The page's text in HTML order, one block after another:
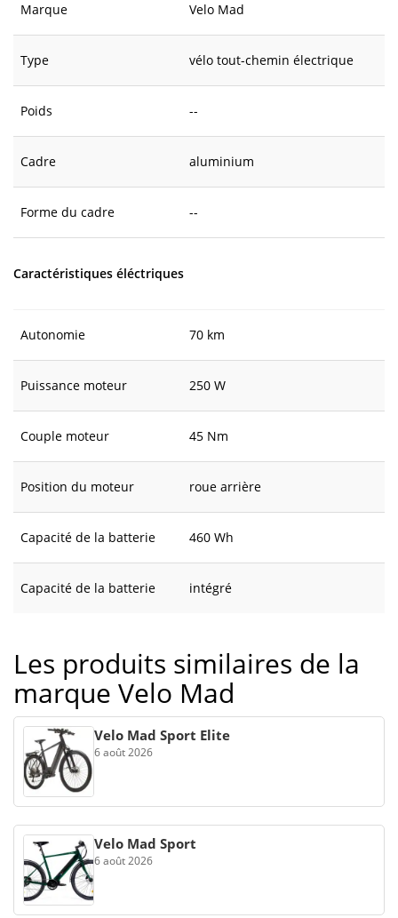
Marque Velo Mad
Type vélo tout-chemin électrique
Poids --
Cadre aluminium
Forme du cadre --
Caractéristiques éléctriques
Autonomie 70 km
Puissance moteur 250 W
Couple moteur 45 Nm
Position du moteur roue arrière
Capacité de la batterie 460 Wh
Capacité de la batterie intégré
Les produits similaires de la
marque Velo Mad
Velo Mad Sport Elite
6 août 2026
Velo Mad Sport
6 août 2026